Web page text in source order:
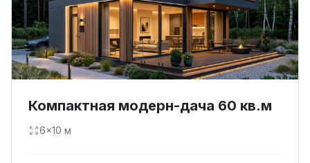
Компактная модерн-дача 60 кв.м
6×10 м